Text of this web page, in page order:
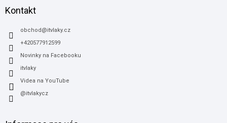
Kontakt
obchod@itvlaky.cz
+420577912599
Novinky na Facebooku
itvlaky
Videa na YouTube
@itvlakycz